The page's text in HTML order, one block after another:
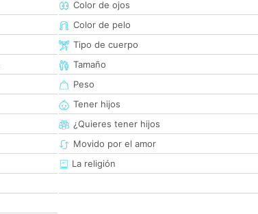
Color de ojos
Color de pelo
Tipo de cuerpo
Tamaño
Peso
Tener hijos
¿Quieres tener hijos
Movido por el amor
La religión